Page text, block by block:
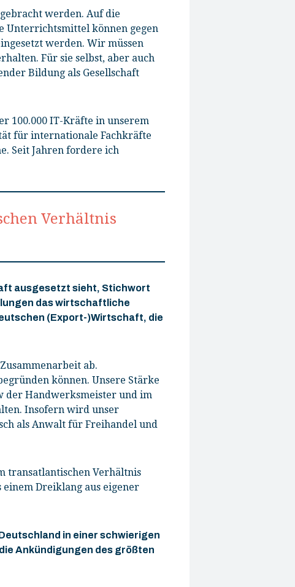
werden. Auf die
Unterrichtsmittel können gegen
werden. Wir müssen
Für sie selbst, aber auch
Bildung als Gesellschaft
100.000 IT-Kräfte in unserem
für internationale Fachkräfte
Seit Jahren fordere ich
Verhältnis
ausgesetzt sieht, Stichwort
das wirtschaftliche
(Export-)Wirtschaft, die
ab.
können. Unsere Stärke
der Handwerksmeister und im
Insofern wird unser
als Anwalt für Freihandel und
transatlantischen Verhältnis
Dreiklang aus eigener
in einer schwierigen
Ankündigungen des größten